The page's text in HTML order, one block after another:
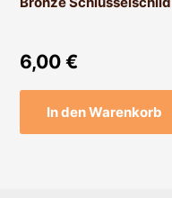
6,00 €
In den Warenkorb